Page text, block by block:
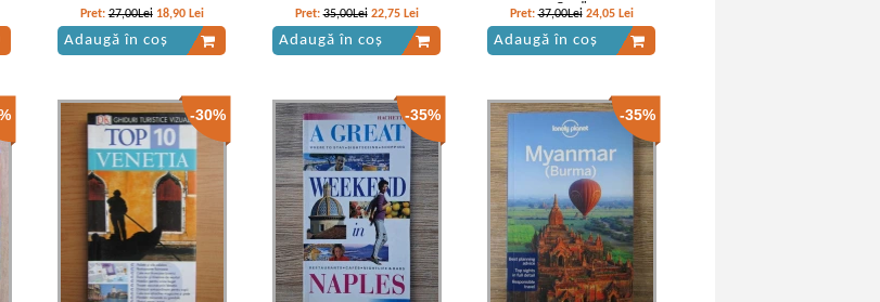
Pret:27,00Lei 18,90 Lei
Adaugă în coș
Pret:35,00Lei 22,75 Lei
Adaugă în coș
Gaudi
Pret:37,00Lei 24,05 Lei
Adaugă în coș
-30% -35% -35%